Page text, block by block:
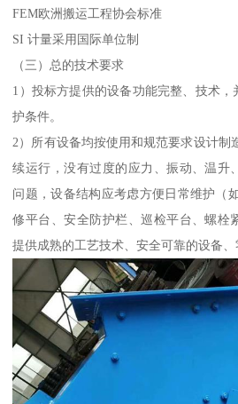
FEM欧洲搬运工程协会标准
SI 计量采用国际单位制
（三）总的技术要求
1）投标方提供的设备功能完整、技术
护条件。
2）所有设备均按使用和规范要求设计制
续运行，没有过度的应力、振动、温升
问题，设备结构应考虑方便日常维护（
修平台、安全防护栏、巡检平台、螺栓
提供成熟的工艺技术、安全可靠的设备、